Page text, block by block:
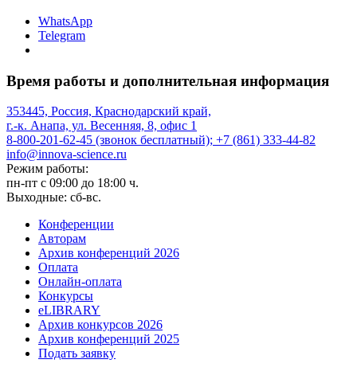
WhatsApp
Telegram
Время работы и дополнительная информация
353445, Россия, Краснодарский край,
г.-к. Анапа, ул. Весенняя, 8, офис 1
8-800-201-62-45 (звонок бесплатный); +7 (861) 333-44-82
info@innova-science.ru
Режим работы:
пн-пт с 09:00 до 18:00 ч.
Выходные: сб-вс.
Конференции
Авторам
Архив конференций 2026
Оплата
Онлайн-оплата
Конкурсы
eLIBRARY
Архив конкурсов 2026
Архив конференций 2025
Подать заявку